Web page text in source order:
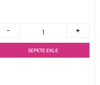
SEPETE EKLE